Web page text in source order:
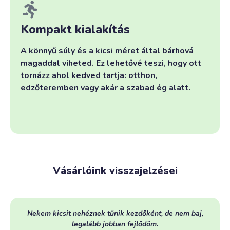
Kompakt kialakítás
A könnyű súly és a kicsi méret által bárhová
magaddal viheted. Ez lehetővé teszi, hogy ott
tornázz ahol kedved tartja: otthon,
edzőteremben vagy akár a szabad ég alatt.
Vásárlóink visszajelzései
Nekem kicsit nehéznek tűnik kezdőként, de nem baj,
legalább jobban fejlődöm.